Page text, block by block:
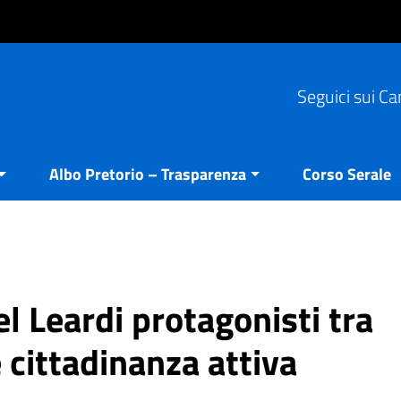
Seguici sui
Albo Pretorio – Trasparenza Corso Serale
Leardi protagonisti tra
attiva